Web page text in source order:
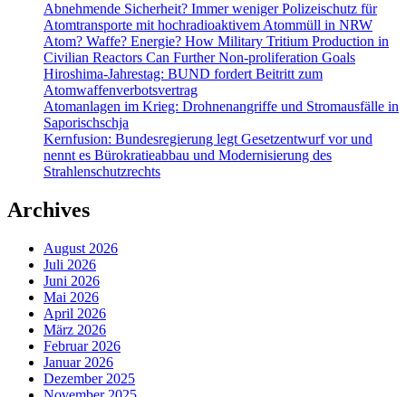
Abnehmende Sicherheit? Immer weniger Polizeischutz für
Atomtransporte mit hochradioaktivem Atommüll in NRW
Atom? Waffe? Energie? How Military Tritium Production in
Civilian Reactors Can Further Non-proliferation Goals
Hiroshima-Jahrestag: BUND fordert Beitritt zum
Atomwaffenverbotsvertrag
Atomanlagen im Krieg: Drohnenangriffe und Stromausfälle in
Saporischschja
Kernfusion: Bundesregierung legt Gesetzentwurf vor und
nennt es Bürokratieabbau und Modernisierung des
Strahlenschutzrechts
Archives
August 2026
Juli 2026
Juni 2026
Mai 2026
April 2026
März 2026
Februar 2026
Januar 2026
Dezember 2025